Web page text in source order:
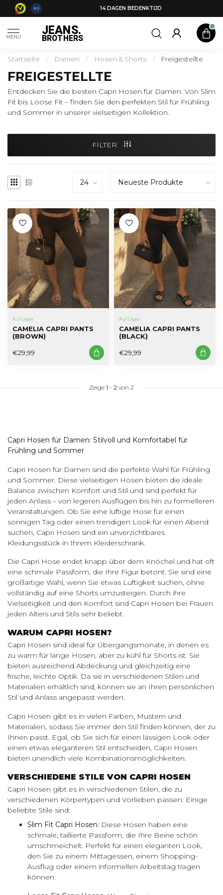
8.5 14 DAGEN BEDENKTIJD
MENU JEANS.
BROTHERS
Startseite / Damen / Hosen & Shorts / Freigestellte
FREIGESTELLTE
Entdecken Sie die besten Capri Hosen für Damen. Von Slim
Fit bis Loose Fit – finden Sie den perfekten Stil für Frühling
und Sommer in unserer vielseitigen Kollektion.
FILTER
Auf Lager
CAMELIA CAPRI PANTS
(BROWN)
€29,99
Auf Lager
CAMELIA CAPRI PANTS
(BLACK)
€29,99
Zeige 1 - 2 von 2
Capri Hosen für Damen: Stilvoll und Komfortabel für
Frühling und Sommer
Capri Hosen für Damen sind die perfekte Wahl für Frühling
und Sommer. Diese vielseitigen Hosen bieten die ideale
Balance zwischen Komfort und Stil und sind perfekt für
jeden Anlass – von legeren Ausflügen bis hin zu formelleren
Veranstaltungen. Ob Sie eine luftige Hose für einen
sonnigen Tag oder einen trendigen Look für einen Abend
suchen, Capri Hosen sind ein unverzichtbares
Kleidungsstück in Ihrem Kleiderschrank.
Die Capri Hose endet knapp über dem Knöchel und hat oft
eine schmale Passform, die Ihre Figur betont. Sie sind eine
großartige Wahl, wenn Sie etwas Luftigkeit suchen, ohne
vollständig auf eine Shorts umzusteigen. Durch ihre
Vielseitigkeit und den Komfort sind Capri Hosen bei Frauen
jeden Alters und Stils sehr beliebt.
WARUM CAPRI HOSEN?
Capri Hosen sind ideal für Übergangsmonate, in denen es
zu warm für lange Hosen, aber zu kühl für Shorts ist. Sie
bieten ausreichend Abdeckung und gleichzeitig eine
frische, leichte Optik. Da sie in verschiedenen Stilen und
Materialien erhältlich sind, können sie an Ihren persönlichen
Stil und Anlass angepasst werden.
Capri Hosen gibt es in vielen Farben, Mustern und
Materialien, sodass Sie immer den Stil finden können, der zu
Ihnen passt. Egal, ob Sie sich für einen lässigen Look oder
einen etwas eleganteren Stil entscheiden, Capri Hosen
bieten unendlich viele Kombinationsmöglichkeiten.
VERSCHIEDENE STILE VON CAPRI HOSEN
Capri Hosen gibt es in verschiedenen Stilen, die zu
verschiedenen Körpertypen und Vorlieben passen. Einige
beliebte Stile sind:
Slim Fit Capri Hosen: Diese Hosen haben eine
schmale, taillierte Passform, die Ihre Beine schön
umschmeichelt. Perfekt für einen eleganten Look,
den Sie zu einem Mittagessen, einem Shopping-
Ausflug oder einem informellen Arbeitstag tragen
können.